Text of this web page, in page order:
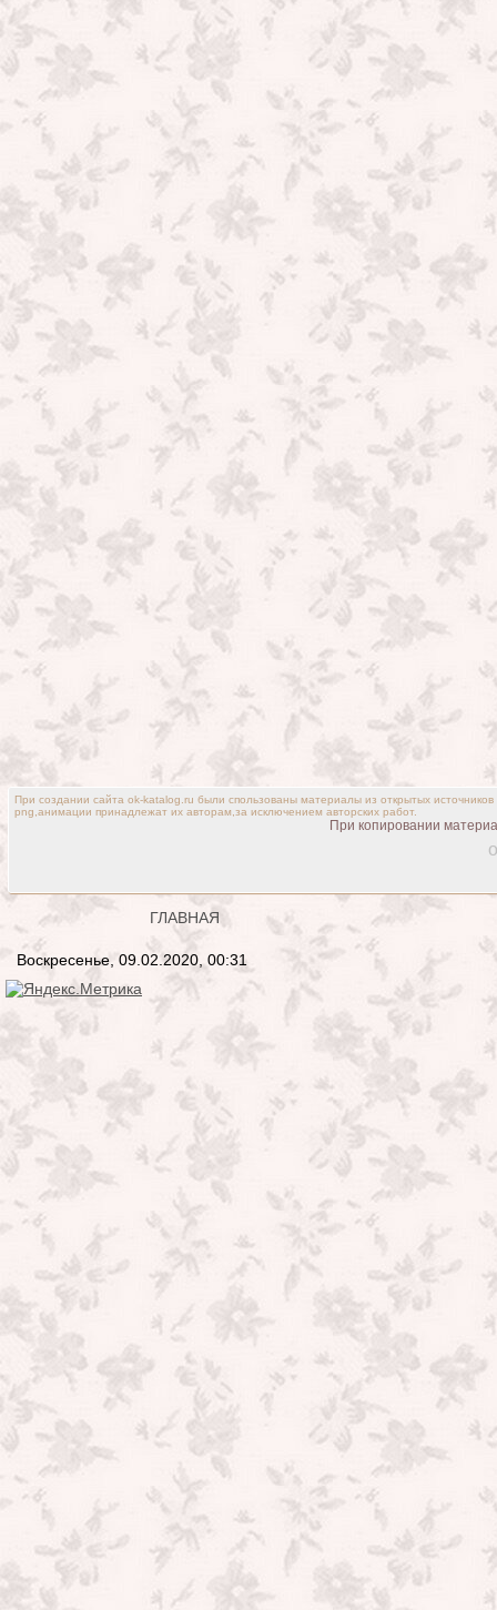
При создании сайта ok-katalog.ru были спользованы материалы из открытых
png,анимации принадлежат их авторам,за исключением авторских работ.
При копировании
ГЛАВНАЯ
Воскресенье, 09.02.2020, 00:31